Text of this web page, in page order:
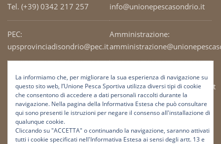
Tel. (+39) 0342 217 257
PEC:
upsprovinciadisondrio@pec.it
Codice Fiscale: 93003690141
info@unionepescasondrio.it
Amministrazione:
Ufficio tecnico:
tecnico@unionepescasondrio.it
Informazioni:
info@unionepescasondrio.it
La informiamo che, per migliorare la sua esperienza di navigazione su
questo sito web, l’Unione Pesca Sportiva utilizza diversi tipi di cookie
che consentono di accedere a dati personali raccolti durante la
navigazione. Nella pagina della Informativa Estesa che può consultare
qui sono presenti le istruzioni per negare il consenso all'installazione di
qualunque cookie.
Cliccando su "ACCETTA" o continuando la navigazione, saranno attivati
tutti i cookie specificati nell'Informativa Estesa ai sensi degli artt. 13 e